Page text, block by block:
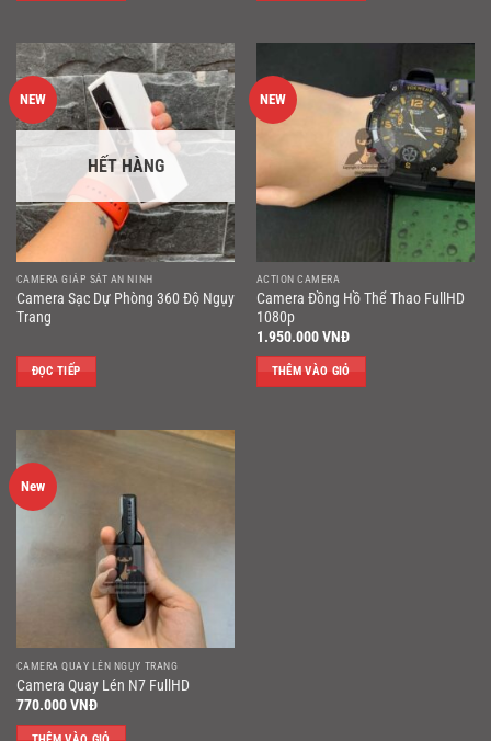
NEW
HẾT HÀNG
CAMERA GIÁP SÁT AN NINH
Camera Sạc Dự Phòng 360 Độ Ngụy
Trang
ĐỌC TIẾP
NEW
ACTION CAMERA
Camera Đồng Hồ Thể Thao FullHD
1080p
1.950.000VNĐ
THÊM VÀO GIỎ
New
CAMERA QUAY LÉN NGỤY TRANG
Camera Quay Lén N7 FullHD
770.000VNĐ